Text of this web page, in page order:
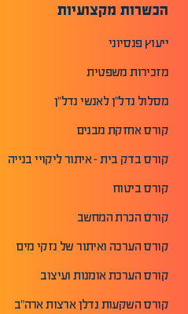
הכשרות מקצועיות
ייעוץ פנסיוני
מזכירות משפטית
מסלול נדל"ן לאנשי נדל"ן
קורס אחזקת מבנים
קורס בדק בית - איתור ליקויי בנייה
קורס ביטוח
קורס הכרת המחשב
קורס הערכה ואיתור של נזקי מים
קורס הערכת אומנות ועיצוב
קורס השקעות נדלן ארצות ארה"ב